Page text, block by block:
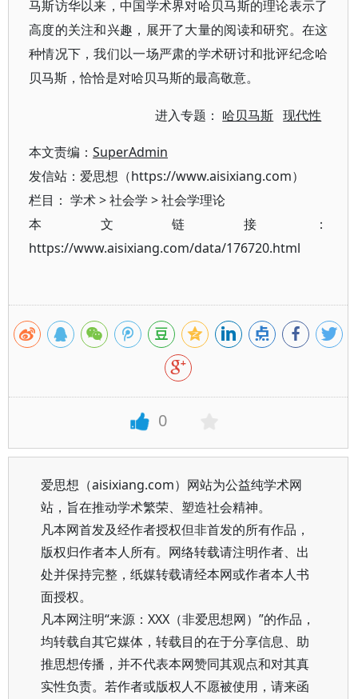
马斯访华以来，中国学术界对哈贝马斯的理论表示了
高度的关注和兴趣，展开了大量的阅读和研究。在这
种情况下，我们以一场严肃的学术研讨和批评纪念哈
贝马斯，恰恰是对哈贝马斯的最高敬意。
进入专题： 哈贝马斯 现代性
本文责编： SuperAdmin
发信站：爱思想（https://www.aisixiang.com）
栏目： 学术>社会学 >社会学理论
本文链接：
https://www.aisixiang.com/data/176720.html
0
爱思想（aisixiang.com）网站为公益纯学术网
站，旨在推动学术繁荣、塑造社会精神。
凡本网首发及经作者授权但非首发的所有作品，
版权归作者本人所有。网络转载请注明作者、出
处并保持完整，纸媒转载请经本网或作者本人书
面授权。
凡本网注明“来源：XXX（非爱思想网）”的作品，
均转载自其它媒体，转载目的在于分享信息、助
推思想传播，并不代表本网赞同其观点和对其真
实性负责。若作者或版权人不愿被使用，请来函